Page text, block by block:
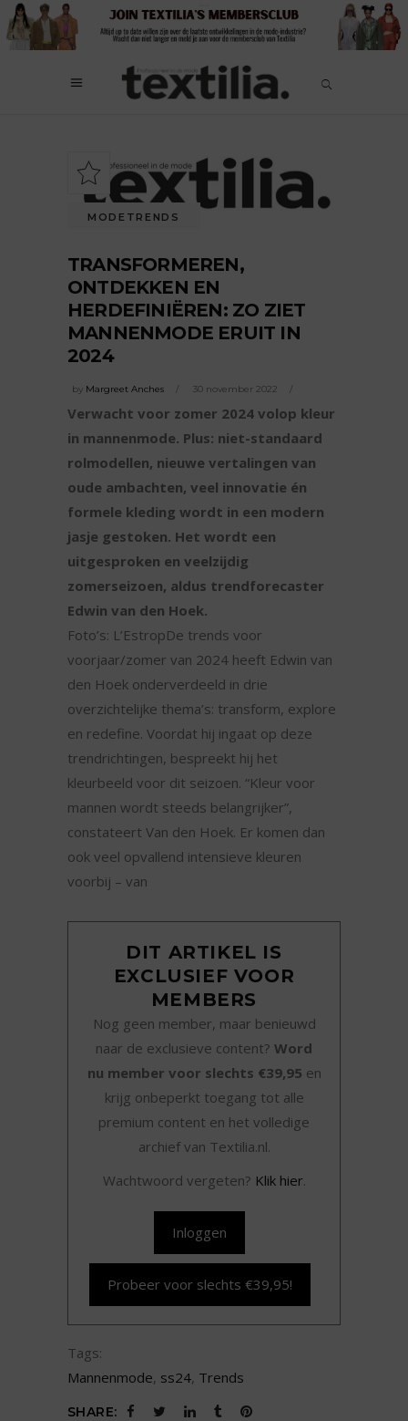
MODETRENDS
TRANSFORMEREN,
ONTDEKKEN EN
HERDEFINIËREN: ZO ZIET
MANNENMODE ERUIT IN
2024
by Margreet Anches 30 november 2022
Verwacht voor zomer 2024 volop kleur
in mannenmode. Plus: niet-standaard
rolmodellen, nieuwe vertalingen van
oude ambachten, veel innovatie én
formele kleding wordt in een modern
jasje gestoken. Het wordt een
uitgesproken en veelzijdig
zomerseizoen, aldus trendforecaster
Edwin van den Hoek.
Foto’s: L’EstropDe trends voor
voorjaar/zomer van 2024 heeft Edwin van
den Hoek onderverdeeld in drie
overzichtelijke thema’s: transform, explore
en redefine. Voordat hij ingaat op deze
trendrichtingen, bespreekt hij het
kleurbeeld voor dit seizoen. “Kleur voor
mannen wordt steeds belangrijker”,
constateert Van den Hoek. Er komen dan
ook veel opvallend intensieve kleuren
voorbij – van
DIT ARTIKEL IS
EXCLUSIEF VOOR
MEMBERS
Nog geen member, maar benieuwd
naar de exclusieve content? Word
nu member voor slechts €39,95 en
krijg onbeperkt toegang tot alle
premium content en het volledige
archief van Textilia.nl.
Wachtwoord vergeten? Klik hier.
Inloggen
Probeer voor slechts €39,95!
Tags:
Mannenmode, ss24, Trends
SHARE: